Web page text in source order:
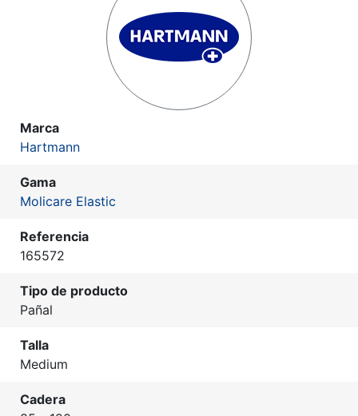
Marca
Hartmann
Gama
Molicare Elastic
Referencia
165572
Tipo de producto
Pañal
Talla
Medium
Cadera